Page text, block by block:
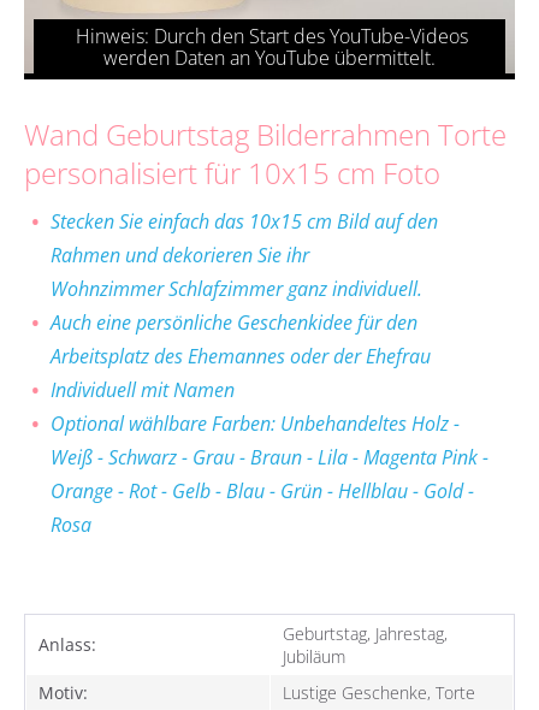
Wand Geburtstag Bilderrahmen Torte
personalisiert für 10x15 cm Foto
Stecken Sie einfach das 10x15 cm Bild auf den
Rahmen und dekorieren Sie ihr
Wohnzimmer Schlafzimmer ganz individuell.
Auch eine persönliche Geschenkideefür den
Arbeitsplatz des Ehemannes oder der Ehefrau
Individuell mit Namen
Optional wählbare Farben: Unbehandeltes Holz -
Weiß - Schwarz - Grau - Braun - Lila - Magenta Pink -
Orange - Rot - Gelb - Blau - Grün - Hellblau - Gold -
Rosa
Anlass:
Geburtstag, Jahrestag,
Jubiläum
Motiv:
Lustige Geschenke, Torte